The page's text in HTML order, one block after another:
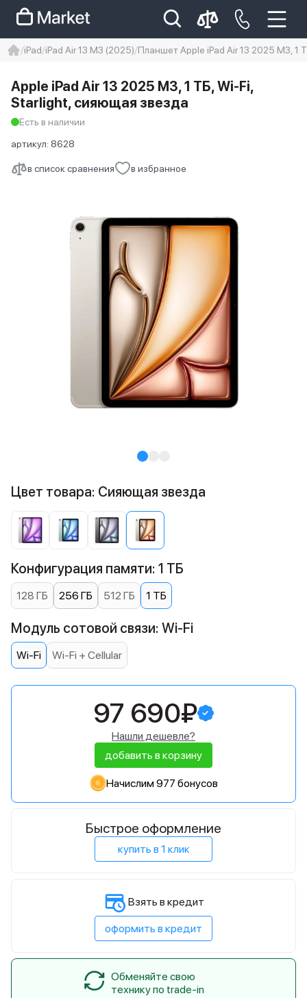
Iphone 14 pro max
айфон 14
iPad iPad Air 13 M3 (2025) Планшет Apple iPad Air 13 2025 M3, 1
в список сравнения в избранное
Apple iPad Air 13 2025 M3, 1 ТБ, Wi-Fi,
Starlight, сияющая звезда
Есть в наличии
артикул: 8628
Цвет товара: Сияющая звезда
Конфигурация памяти: 1 ТБ
128 ГБ 256 ГБ 512 ГБ 1 ТБ
Модуль сотовой связи: Wi-Fi
Wi-Fi Wi-Fi + Cellular
97 690₽
Нашли дешевле?
добавить в корзину
Начислим 977 бонусов
Быстрое оформление
купить в 1 клик
Взять в кредит
оформить в кредит
Обменяйте свою
технику по trade-in